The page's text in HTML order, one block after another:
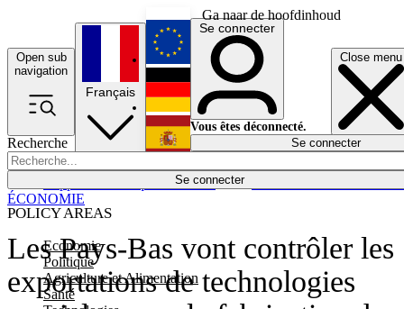
Ga naar de hoofdinhoud
Open sub
navigation
Close menu
Recherche
Se connecter
POLICY AREAS
Economie
Politique
Agriculture et Alimentation
Santé
Économie
Français
English
Deutsch
Español
Se connecter
Vous êtes déconnecté.
Se connecter
Les Pays-Bas vont contrôler les
exportations de technologies
ÉCONOMIE